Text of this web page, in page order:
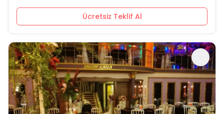
Ücretsiz Teklif Al